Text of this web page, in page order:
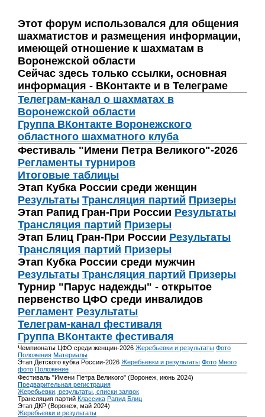
Этот форум использовался для общения
шахматистов и размещения информации,
имеющей отношение к шахматам в
Воронежской области
Сейчас здесь только ссылки, основная
информация - ВКонтакте и в Телеграме
Телеграм-канал о шахматах в
Воронежской области
Группа ВКонтакте Воронежского
областного шахматного клуба
Фестиваль "Имени Петра Великого"-2026
Регламенты турниров
Итоговые таблицы
Этап Кубка России среди женщин
Результаты Трансляция партий Призеры
Этап Рапид Гран-При России Результаты
Трансляция партий Призеры
Этап Блиц Гран-При России Результаты
Трансляция партий Призеры
Этап Кубка России среди мужчин
Результаты Трансляция партий Призеры
Турнир "Парус надежды" - открытое
первенство ЦФО среди инвалидов
Регламент Результаты
Телеграм-канал фестиваля
Группа ВКонтакте фестиваля
Чемпионаты ЦФО среди женщин-2026 Жеребьевки и результаты Фото
Положения Материалы
Этап Детского кубка России-2026 Жеребьевки и результаты Фото Много
фото Положение
Фестиваль "Имени Петра Великого" (Воронеж, июнь 2024)
Предварительная регистрация
Жеребьевки, результаты, списки заявок
Трансляция партий Классика Рапид Блиц
Этап ДКР (Воронеж, май 2024)
Жеребьевки и результаты